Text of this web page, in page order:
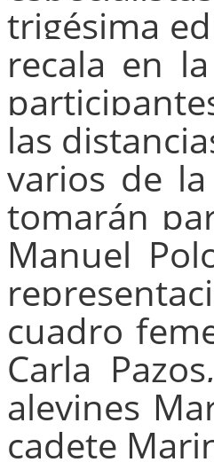
trigésima
recala en
las
varios de
tomarán
Manuel
cuadro
Carla
alevines
cadete